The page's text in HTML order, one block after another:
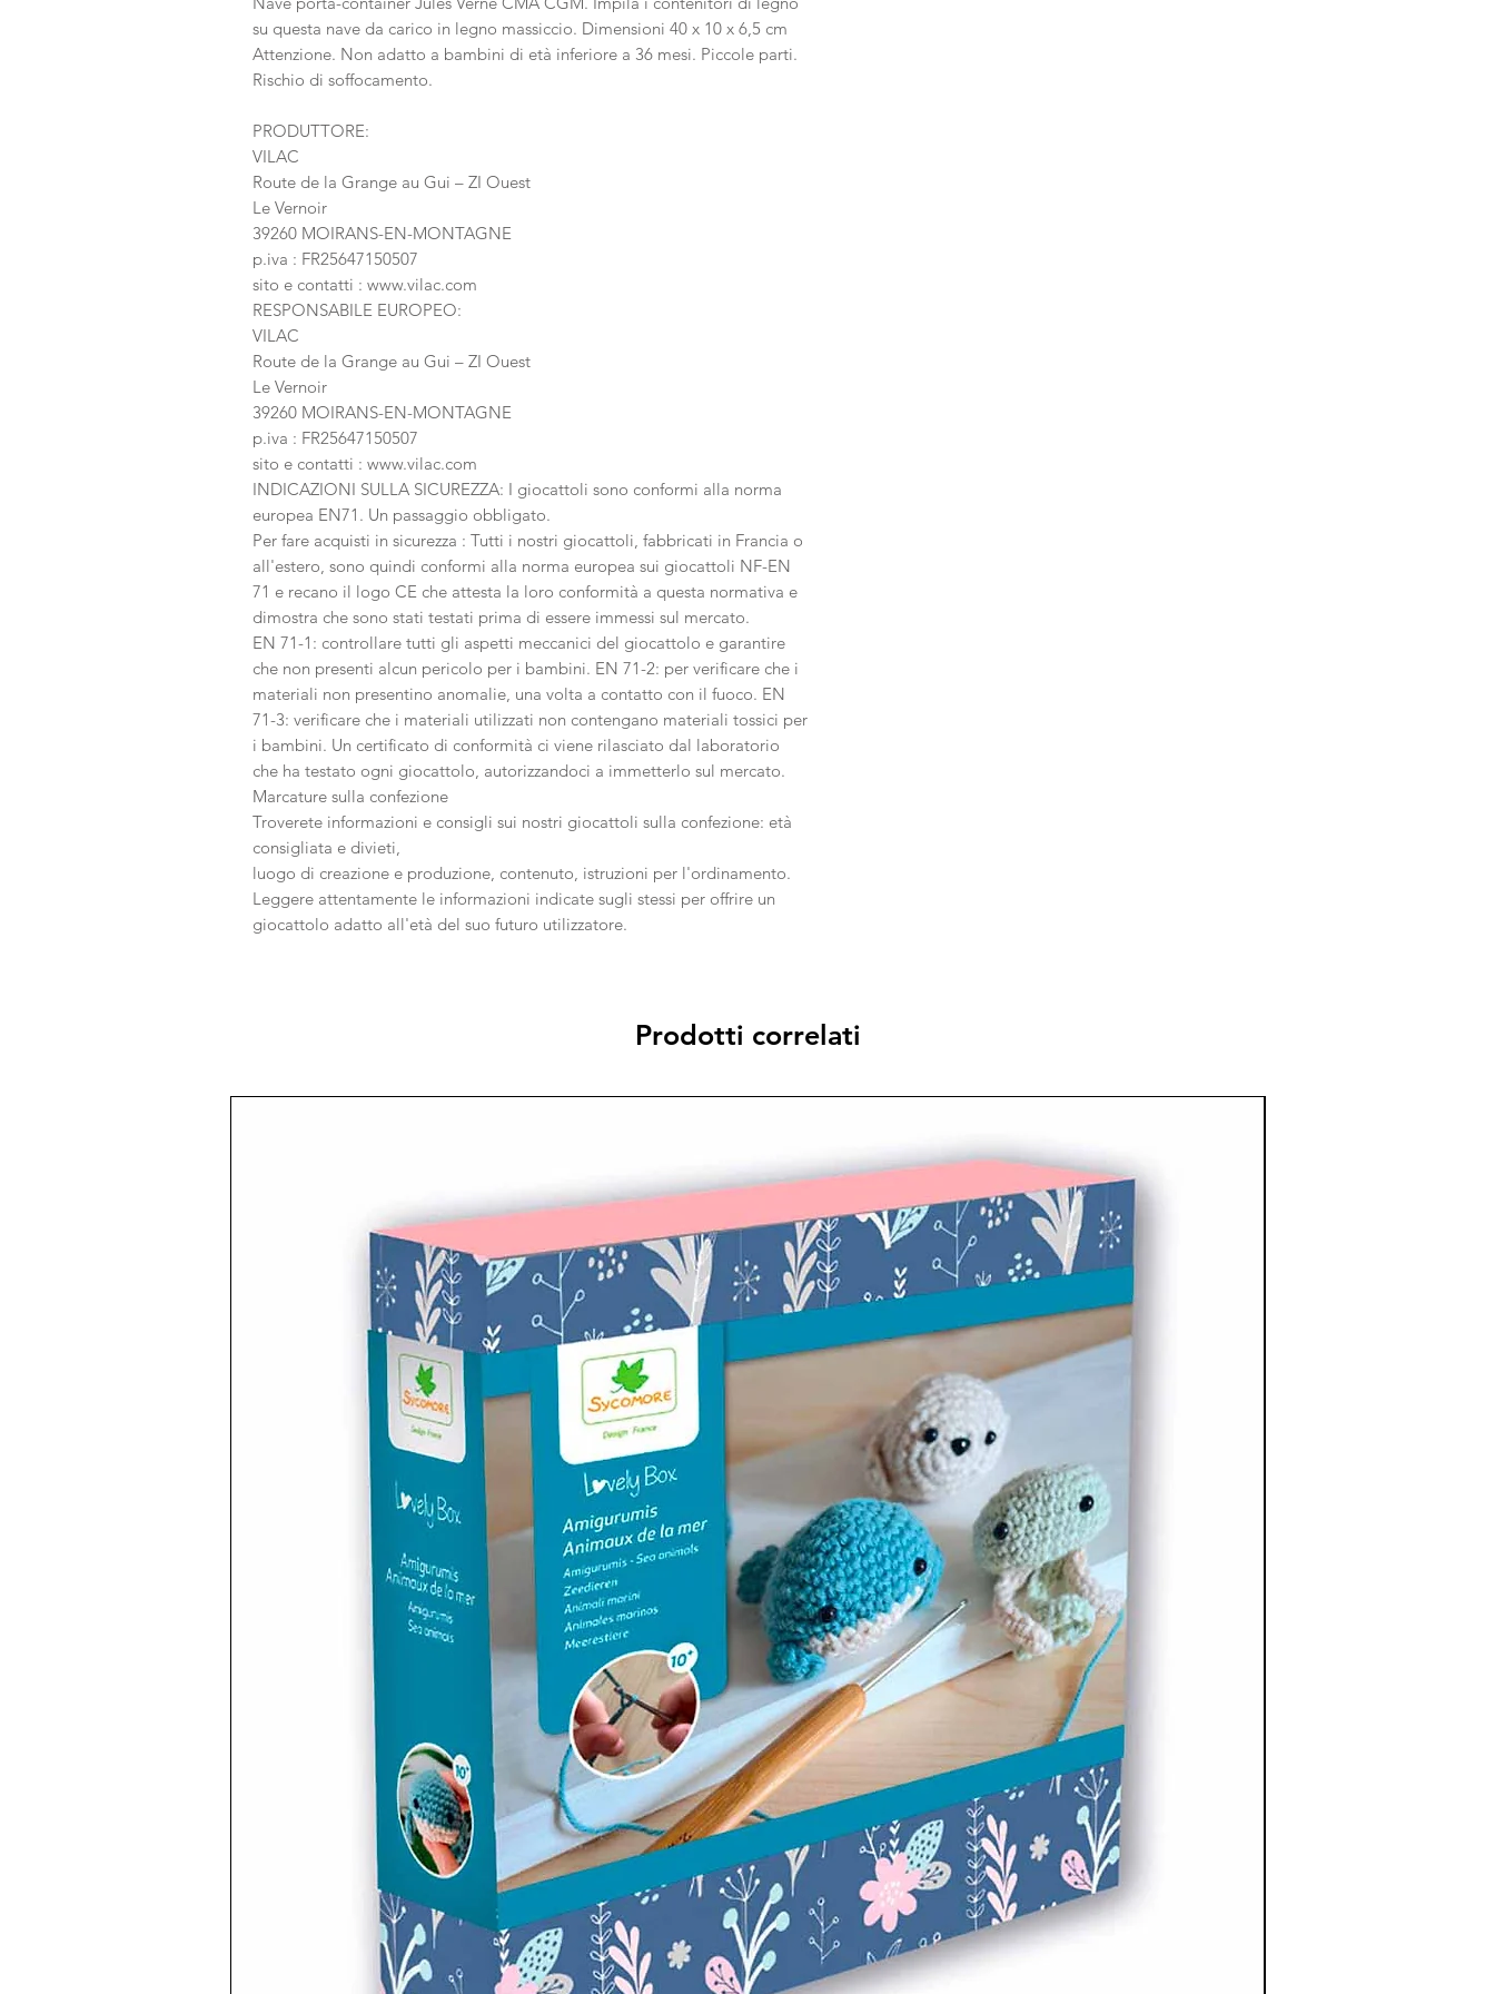
su questa nave da carico in legno massiccio. Dimensioni 40 x 10 x 6,5 cm
Attenzione. Non adatto a bambini di età inferiore a 36 mesi. Piccole parti.
Rischio di soffocamento.
PRODUTTORE:
VILAC
Route de la Grange au Gui – ZI Ouest
Le Vernoir
39260 MOIRANS-EN-MONTAGNE
p.iva : FR25647150507
sito e contatti : www.vilac.com
RESPONSABILE EUROPEO:
VILAC
Route de la Grange au Gui – ZI Ouest
Le Vernoir
39260 MOIRANS-EN-MONTAGNE
p.iva : FR25647150507
sito e contatti : www.vilac.com
INDICAZIONI SULLA SICUREZZA: I giocattoli sono conformi alla norma
europea EN71. Un passaggio obbligato.
Per fare acquisti in sicurezza : Tutti i nostri giocattoli, fabbricati in Francia o
all'estero, sono quindi conformi alla norma europea sui giocattoli NF-EN
71 e recano il logo CE che attesta la loro conformità a questa normativa e
dimostra che sono stati testati prima di essere immessi sul mercato.
EN 71-1: controllare tutti gli aspetti meccanici del giocattolo e garantire
che non presenti alcun pericolo per i bambini. EN 71-2: per verificare che i
materiali non presentino anomalie, una volta a contatto con il fuoco. EN
71-3: verificare che i materiali utilizzati non contengano materiali tossici per
i bambini. Un certificato di conformità ci viene rilasciato dal laboratorio
che ha testato ogni giocattolo, autorizzandoci a immetterlo sul mercato.
Marcature sulla confezione
Troverete informazioni e consigli sui nostri giocattoli sulla confezione: età
consigliata e divieti,
luogo di creazione e produzione, contenuto, istruzioni per l'ordinamento.
Leggere attentamente le informazioni indicate sugli stessi per offrire un
giocattolo adatto all'età del suo futuro utilizzatore.
Prodotti correlati